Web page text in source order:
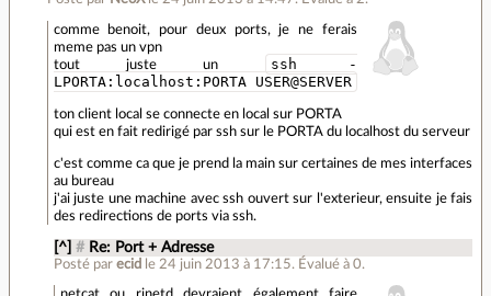
comme benoit, pour deux ports, je ne ferais
meme pas un vpn
tout juste un
ssh -
LPORTA:localhost:PORTA USER@SERVER
ton client local se connecte en local sur PORTA
qui est en fait redirigé par ssh sur le PORTA du localhost du serveur
c'est comme ca que je prend la main sur certaines de mes interfaces
au bureau
j'ai juste une machine avec ssh ouvert sur l'exterieur, ensuite je fais
des redirections de ports via ssh.
[^] # Re: Port + Adresse
Posté par ecid le 24 juin 2013 à 17:15. Évalué à 0.